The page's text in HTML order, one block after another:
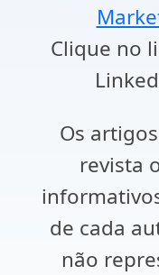
Clique no
Os
revista
de cada
não